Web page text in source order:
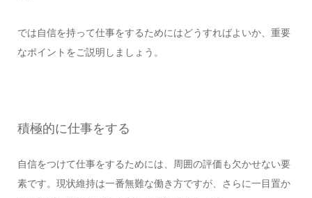
では自信を持って仕事をするためにはどうすればよいか、重要
なポイントをご説明しましょう。
積極的に仕事をする
自信をつけて仕事をするためには、周囲の評価も欠かせない要
素です。現状維持は一番無難な働き方ですが、さらに一目置か